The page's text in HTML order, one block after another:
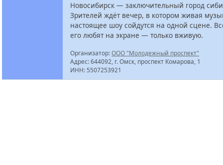
Новосибирск — заключительный город
Зрителей ждёт вечер, в котором живая
настоящее шоу сойдутся на одной сцене.
его любят на экране — только вживую.
Организатор:ООО "Молодежный проспект"
Адрес: 644092, г. Омск, проспект Комарова, 1
ИНН: 5507253921